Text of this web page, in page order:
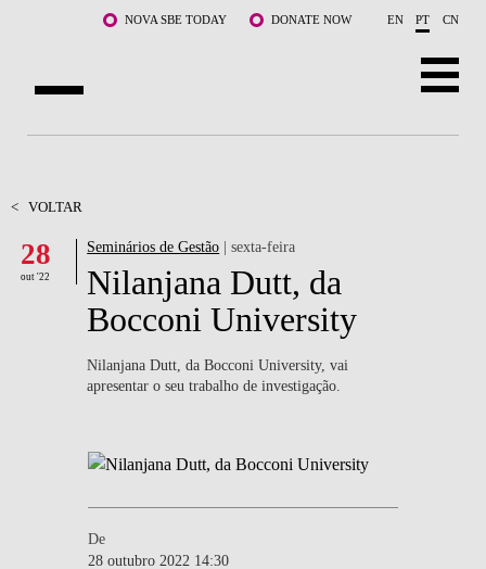
Saltar para o conteúdo principalNOVA SBE TODAY DONATE NOW EN PT CN
DOCENTES E INVESTIGAÇÃO
COMUNIDADE
WHAT'S HAPPENING
< VOLTAR
28
out '22
Seminários de Gestão | sexta-feira
Nilanjana Dutt, da
Bocconi University
Nilanjana Dutt, da Bocconi University, vai
apresentar o seu trabalho de investigação.
De
28 outubro 2022 14:30